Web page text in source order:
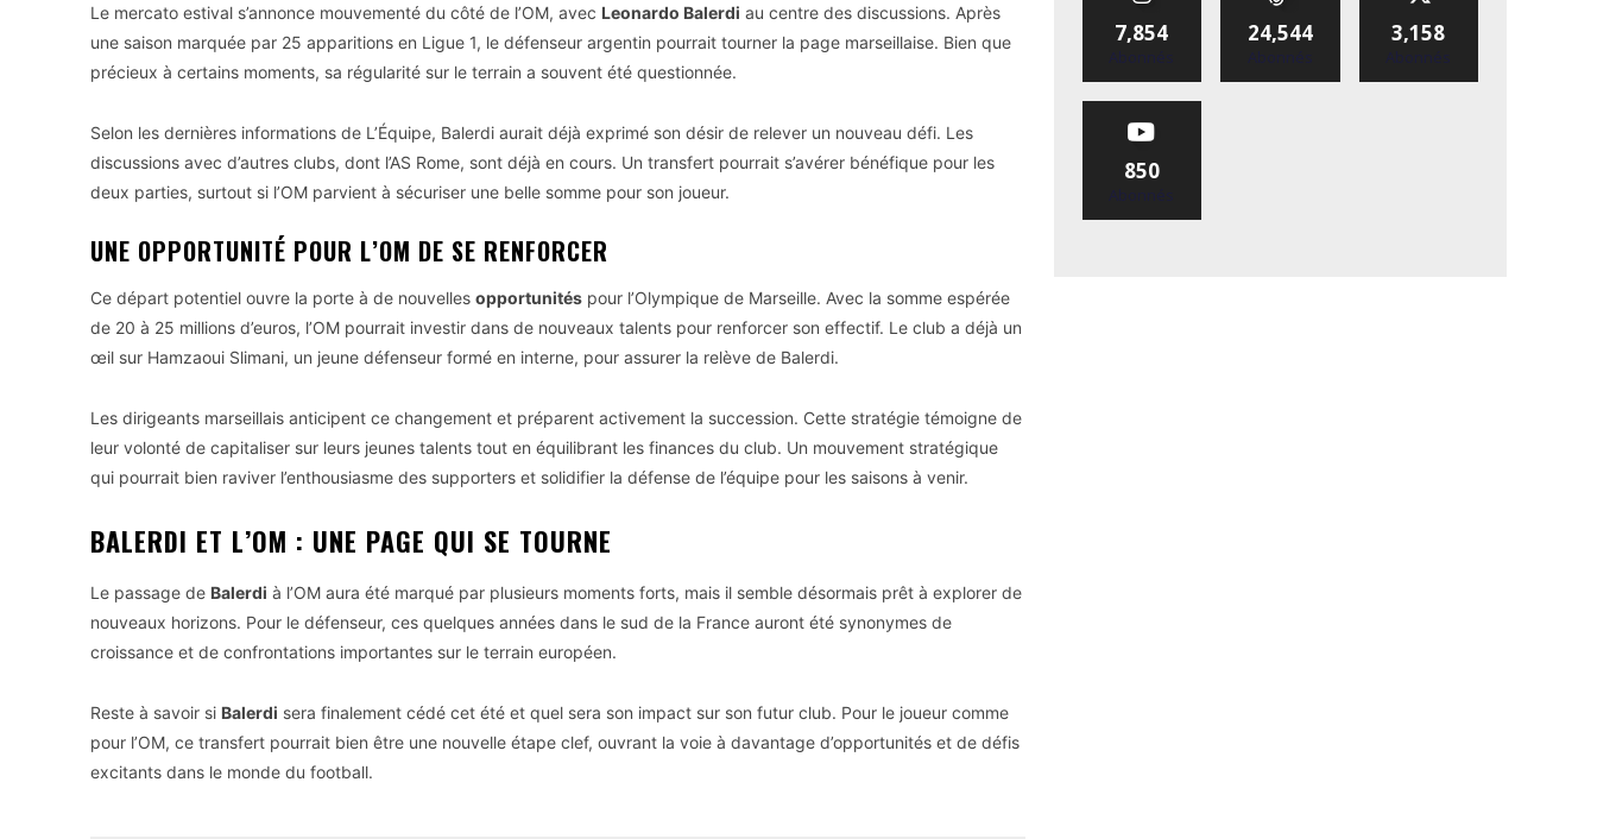
Le mercato estival s’annonce mouvementé du côté de l’OM, avec Leonardo Balerdi au centre des discussions. Après
une saison marquée par 25 apparitions en Ligue 1, le défenseur argentin pourrait tourner la page marseillaise. Bien que
précieux à certains moments, sa régularité sur le terrain a souvent été questionnée.
Selon les dernières informations de L’Équipe, Balerdi aurait déjà exprimé son désir de relever un nouveau défi. Les
discussions avec d’autres clubs, dont l’AS Rome, sont déjà en cours. Un transfert pourrait s’avérer bénéfique pour les
deux parties, surtout si l’OM parvient à sécuriser une belle somme pour son joueur.
UNE OPPORTUNITÉ POUR L’OM DE SE RENFORCER
Ce départ potentiel ouvre la porte à de nouvelles opportunités pour l’Olympique de Marseille. Avec la somme espérée
de 20 à 25 millions d’euros, l’OM pourrait investir dans de nouveaux talents pour renforcer son effectif. Le club a déjà un
œil sur Hamzaoui Slimani, un jeune défenseur formé en interne, pour assurer la relève de Balerdi.
Les dirigeants marseillais anticipent ce changement et préparent activement la succession. Cette stratégie témoigne de
leur volonté de capitaliser sur leurs jeunes talents tout en équilibrant les finances du club. Un mouvement stratégique
qui pourrait bien raviver l’enthousiasme des supporters et solidifier la défense de l’équipe pour les saisons à venir.
BALERDI ET L’OM : UNE PAGE QUI SE TOURNE
Le passage de Balerdi à l’OM aura été marqué par plusieurs moments forts, mais il semble désormais prêt à explorer de
nouveaux horizons. Pour le défenseur, ces quelques années dans le sud de la France auront été synonymes de
croissance et de confrontations importantes sur le terrain européen.
Reste à savoir si Balerdi sera finalement cédé cet été et quel sera son impact sur son futur club. Pour le joueur comme
pour l’OM, ce transfert pourrait bien être une nouvelle étape clef, ouvrant la voie à davantage d’opportunités et de défis
excitants dans le monde du football.
7,854
Abonnés
24,544
Abonnés
3,158
Abonnés
850
Abonnés